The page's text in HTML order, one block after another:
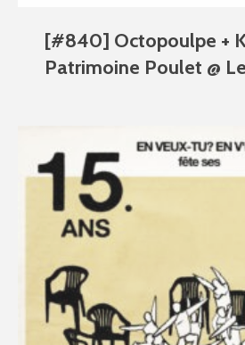
[#840] Octopoulpe +
Patrimoine Poulet @